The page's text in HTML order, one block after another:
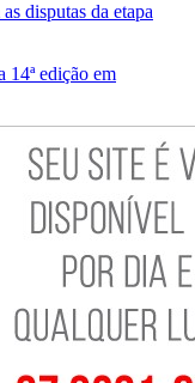
disputas da etapa
14ª edição em